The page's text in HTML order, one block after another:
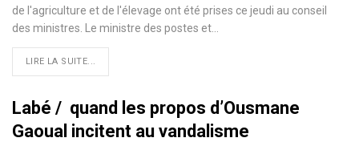
de l'agriculture et de l'élevage ont été prises ce jeudi au conseil
des ministres. Le ministre des postes et…
LIRE LA SUITE...
Labé / quand les propos d’Ousmane
Gaoual incitent au vandalisme